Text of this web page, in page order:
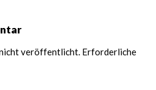
veröffentlicht. Erforderliche